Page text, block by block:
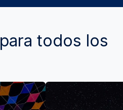
para todos los